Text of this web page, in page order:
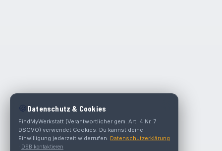
🍪 Datenschutz & Cookies
FindMyWerkstatt (Verantwortlicher gem. Art. 4 Nr. 7
DSGVO) verwendet Cookies. Du kannst deine
Einwilligung jederzeit widerrufen. Datenschutzerklärung
· DSB kontaktieren